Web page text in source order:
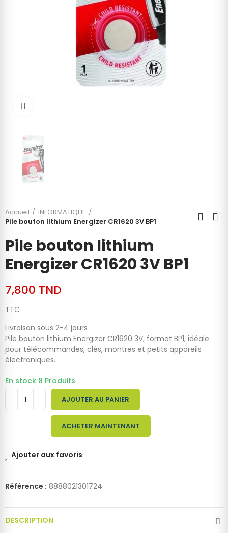
Accueil
INFORMATIQUE
Pile bouton lithium Energizer CR1620 3V BP1
Pile bouton lithium
Energizer CR1620 3V BP1
7,800 TND
TTC
Livraison sous 2-4 jours
Pile bouton lithium Energizer CR1620 3V, format BP1, idéale
pour télécommandes, clés, montres et petits appareils
électroniques.
En stock 8 Produits
AJOUTER AU PANIER
ACHETER MAINTENANT
Ajouter aux favoris
Référence : 8888021301724
DESCRIPTION